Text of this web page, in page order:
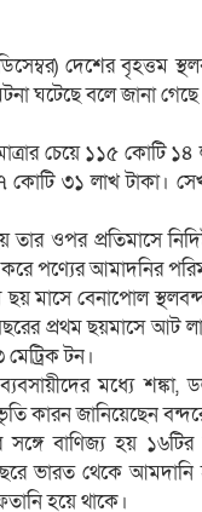
দেশের বৃহত্তম
ঘটেছে বলে জানা
চেয়ে ১১৫ কোটি
কোটি ৩১ লাখ টাকা।
ওপর প্রতিমাসে
করে পণ্যের আমাদনির
ছয় মাসে বেনাপোল
প্রথম ছয়মাসে আট
টন।
মধ্যে
কারন জানিয়েছেন
সঙ্গে বাণিজ্য হয়
ভারত থেকে
হয়ে থাকে।